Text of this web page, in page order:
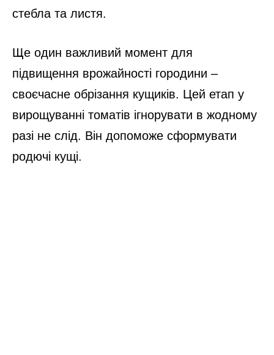
стебла та листя.
Ще один важливий момент для
підвищення врожайності городини –
своєчасне обрізання кущиків. Цей етап у
вирощуванні томатів ігнорувати в жодному
разі не слід. Він допоможе сформувати
родючі кущі.